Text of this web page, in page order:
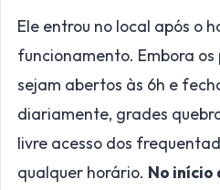
Ele entrou no local após o
funcionamento. Embora
sejam abertos às 6h e
diariamente, grades
livre acesso dos
qualquer horário. No início